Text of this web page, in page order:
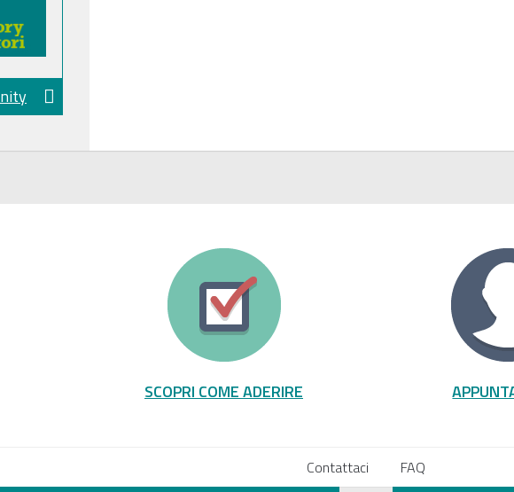
SCOPRI COME ADERIRE
Contattaci FAQ